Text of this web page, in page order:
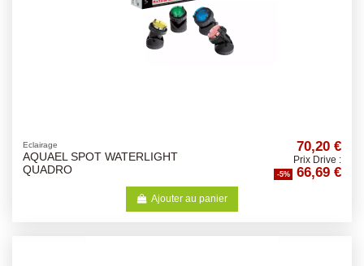
Eclairage
AQUAEL SPOT WATERLIGHT
QUADRO
70,20 €
Prix Drive :
-5% 66,69 €
Ajouter au panier